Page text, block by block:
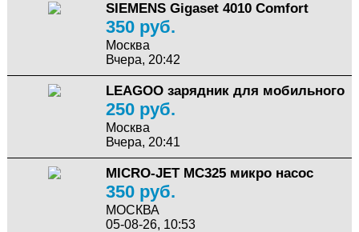
SIEMENS Gigaset 4010 Comfort
350 руб.
Москва
Вчера, 20:42
LEAGOO зарядник для мобильного
250 руб.
Москва
Вчера, 20:41
MICRO-JET MC325 микро насос
350 руб.
МОСКВА
05-08-26, 10:53